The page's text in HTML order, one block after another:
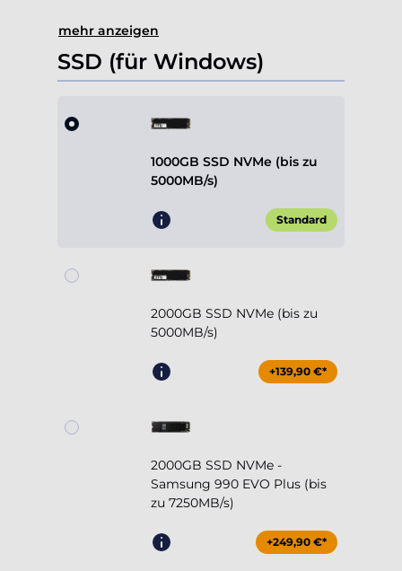
mehr anzeigen
SSD (für Windows)
1000GB SSD NVMe (bis zu
5000MB/s)
Standard
2000GB SSD NVMe (bis zu
5000MB/s)
+139,90 €*
2000GB SSD NVMe -
Samsung 990 EVO Plus (bis
zu 7250MB/s)
+249,90 €*